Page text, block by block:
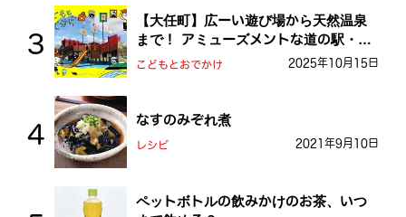
【大任町】広ーい遊び場から天然温泉
まで！ アミューズメントな道の駅・お
おとう桜街道
こどもとおでかけ 2025年10月15日
なすのみぞれ煮
レシピ 2021年9月10日
ペットボトルの飲みかけのお茶、いつ